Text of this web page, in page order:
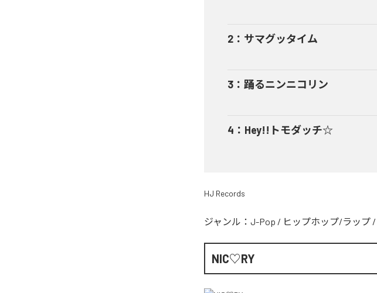
2 ： サマグッタイム
3 ： 踊るニンニコリン
4 ： Hey!!トモダッチ☆
HJ Records
ジャンル： J-Pop / ヒップホップ/ラップ /
NIC♡RY